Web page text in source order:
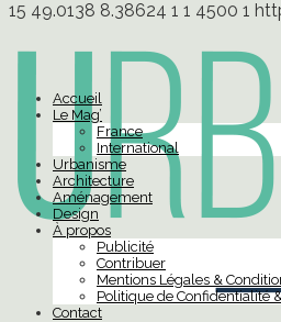
15 49.0138 8.38624 1 1 4500 1
Accueil
Le Mag’
France
International
Urbanisme
Architecture
Aménagement
Design
À propos
Publicité
Contribuer
Mentions Légales &
Politique de Confidentialité
Contact